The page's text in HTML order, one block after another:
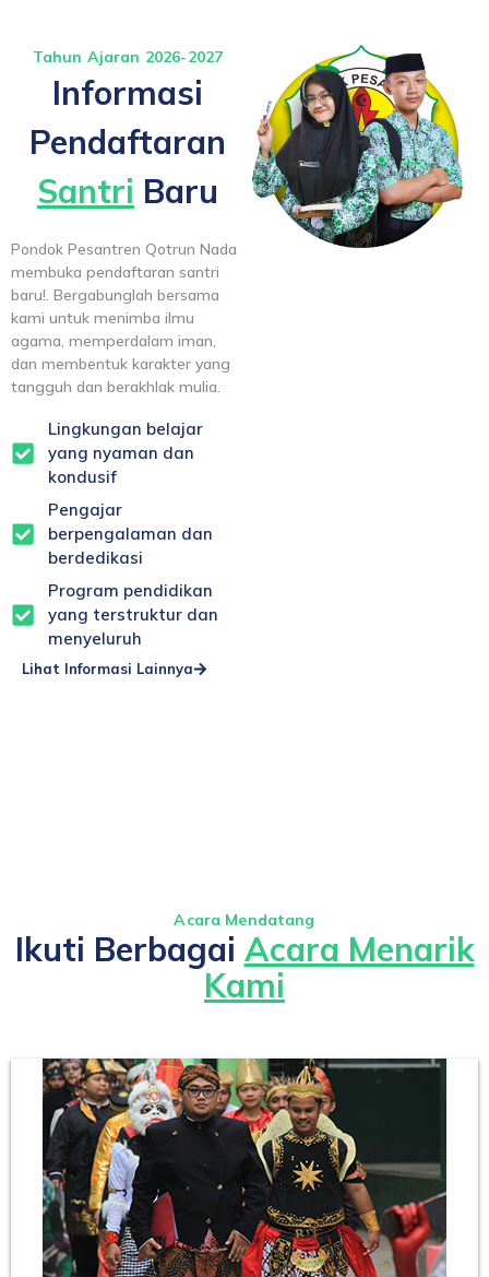
Tahun Ajaran 2026-2027
Informasi
Pendaftaran
Santri Baru
Pondok Pesantren Qotrun Nada
membuka pendaftaran santri
baru!. Bergabunglah bersama
kami untuk menimba ilmu
agama, memperdalam iman,
dan membentuk karakter yang
tangguh dan berakhlak mulia.
Lingkungan belajar
yang nyaman dan
kondusif
Pengajar
berpengalaman dan
berdedikasi
Program pendidikan
yang terstruktur dan
menyeluruh
Lihat Informasi Lainnya
Acara Mendatang
Ikuti Berbagai Acara Menarik
Kami